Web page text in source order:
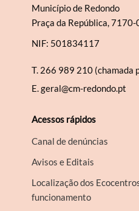
Município de Redondo
Praça da República, 7170-
NIF: 501834117
T. 266 989 210 (chamada
E.geral@cm-redondo.pt
Acessos rápidos
Canal de denúncias
Avisos e Editais
Localização dos
funcionamento